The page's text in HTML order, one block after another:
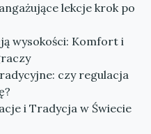
lekcje krok po
wysokości: Komfort i
czy regulacja
i Tradycja w Świecie